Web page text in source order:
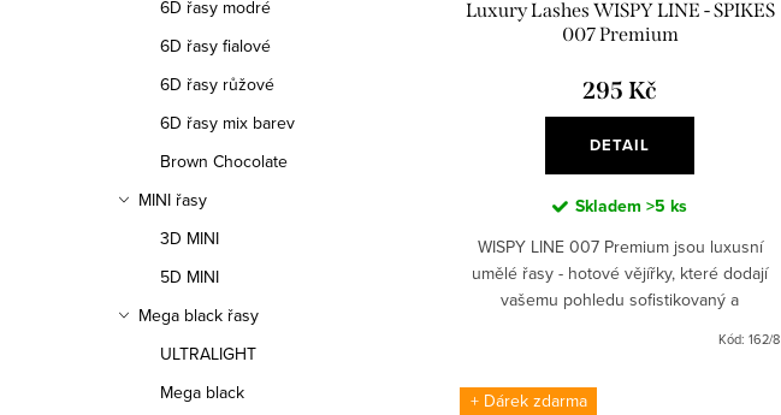
6D řasy modré
6D řasy fialové
6D řasy růžové
6D řasy mix barev
Brown Chocolate
MINI řasy
3D MINI
5D MINI
Mega black řasy
ULTRALIGHT
Mega black
Luxury Lashes WISPY LINE - SPIKES
007 Premium
295 Kč
DETAIL
Skladem>5 ks
WISPY LINE 007 Premium jsou luxusní
umělé řasy - hotové vějířky, které dodají
vašemu pohledu sofistikovaný a
Kód:162/8
+ Dárek zdarma